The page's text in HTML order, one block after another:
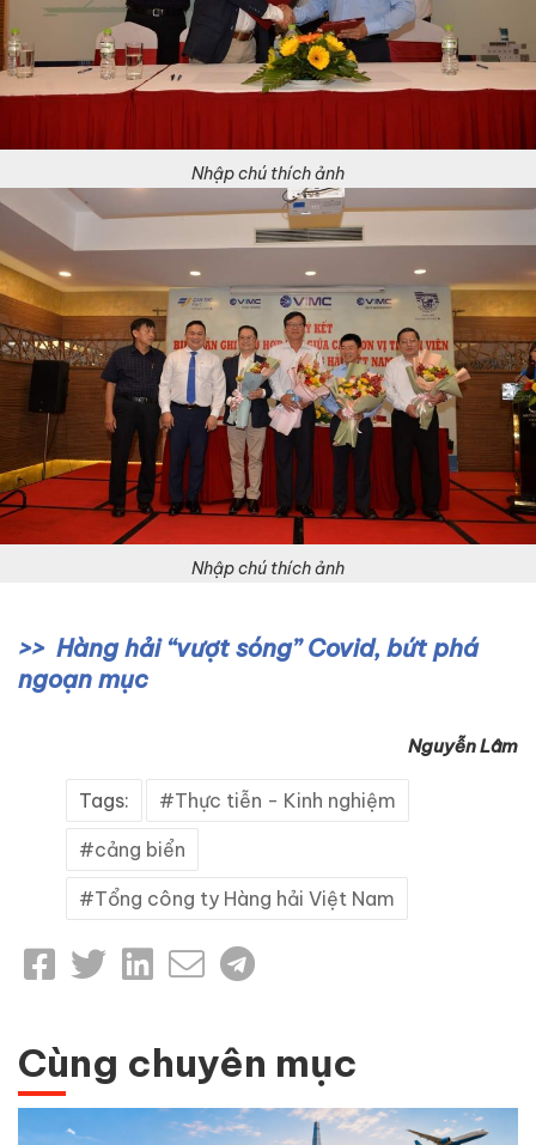
Nhập chú thích ảnh
Nhập chú thích ảnh
Hàng hải “vượt sóng” Covid, bứt phá
ngoạn mục
Nguyễn Lâm
Tags: Thực tiễn - Kinh nghiệm
cảng biển
Tổng công ty Hàng hải Việt Nam
Cùng chuyên mục